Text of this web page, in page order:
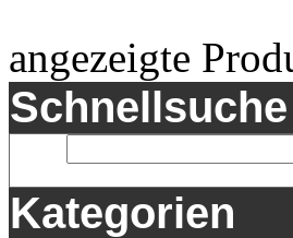
angezeigte
Schnellsuche
Kategorien